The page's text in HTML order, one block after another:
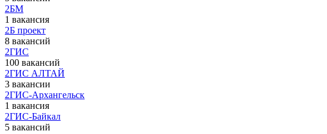
2БМ
1 вакансия
2Б проект
8 вакансий
2ГИС
100 вакансий
2ГИС АЛТАЙ
3 вакансии
2ГИС-Архангельск
1 вакансия
2ГИС-Байкал
5 вакансий